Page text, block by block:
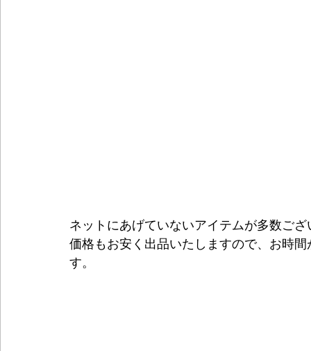
ネットにあげていないアイテムが多数ござ
価格もお安く出品いたしますので、お時
す。